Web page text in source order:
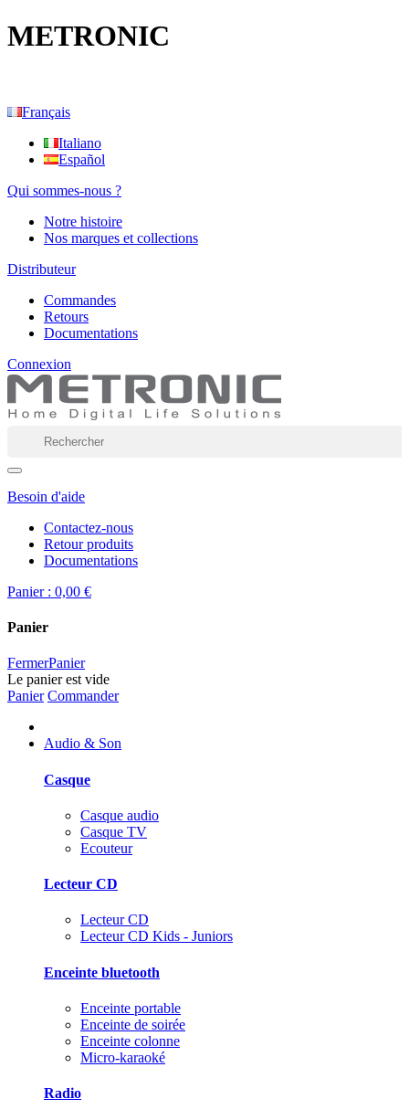
METRONIC
Français
Italiano
Español
Qui sommes-nous ?
Notre histoire
Nos marques et collections
Distributeur
Commandes
Retours
Documentations
Connexion
Besoin d'aide
Contactez-nous
Retour produits
Documentations
Panier : 0,00 €
Panier
FermerPanier
Le panier est vide
Panier Commander
Audio & Son
Casque
Casque audio
Casque TV
Ecouteur
Lecteur CD
Lecteur CD
Lecteur CD Kids - Juniors
Enceinte bluetooth
Enceinte portable
Enceinte de soirée
Enceinte colonne
Micro-karaoké
Radio